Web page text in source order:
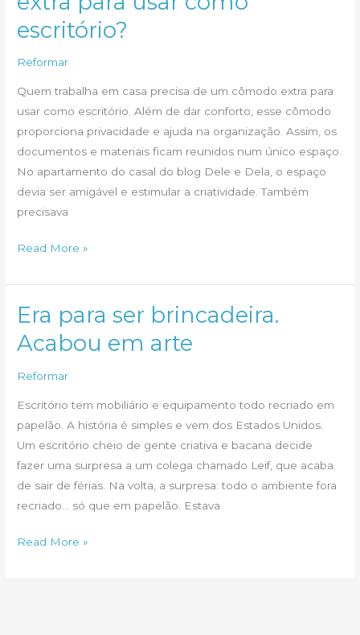
escritório?
Reformar
Quem trabalha em casa precisa de um cômodo extra para
usar como escritório. Além de dar conforto, esse cômodo
proporciona privacidade e ajuda na organização. Assim, os
documentos e materiais ficam reunidos num único espaço.
No apartamento do casal do blog Dele e Dela, o espaço
devia ser amigável e estimular a criatividade. Também
precisava
Precisando
um
cômodo
para
escritório?
Read More »
Era para ser brincadeira.
Acabou em arte
Reformar
Escritório tem mobiliário e equipamento todo recriado em
papelão. A história é simples e vem dos Estados Unidos.
Um escritório cheio de gente criativa e bacana decide
fazer uma surpresa a um colega chamado Leif, que acaba
de sair de férias. Na volta, a surpresa: todo o ambiente fora
recriado… só que em papelão. Estava
Era
Read More »